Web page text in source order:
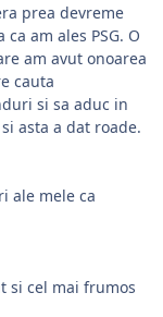
prea devreme
am ales PSG. O
am avut onoarea
cauta
si sa aduc in
asta a dat roade.
ale mele ca
si cel mai frumos